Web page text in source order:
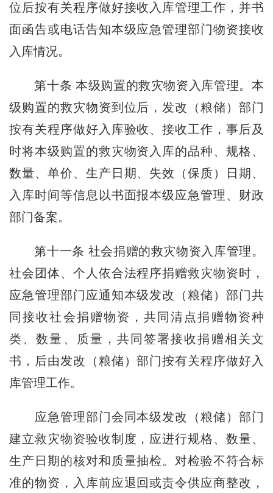
位后按有关程序做好接收入库管理工作，并书
面函告或电话告知本级应急管理部门物资接收
入库情况。
第十条 本级购置的救灾物资入库管理。本
级购置的救灾物资到位后，发改（粮储）部门
按有关程序做好入库验收、接收工作，事后及
时将本级购置的救灾物资入库的品种、规格、
数量、单价、生产日期、失效（保质）日期、
入库时间等信息以书面报本级应急管理、财政
部门备案。
第十一条 社会捐赠的救灾物资入库管理。
社会团体、个人依合法程序捐赠救灾物资时，
应急管理部门应通知本级发改（粮储）部门共
同接收社会捐赠物资，共同清点捐赠物资种
类、数量、质量，共同签署接收捐赠相关文
书，后由发改（粮储）部门按有关程序做好入
库管理工作。
应急管理部门会同本级发改（粮储）部门
建立救灾物资验收制度，应进行规格、数量、
生产日期的核对和质量抽检。对检验不符合标
准的物资，入库前应退回或责令供应商整改，